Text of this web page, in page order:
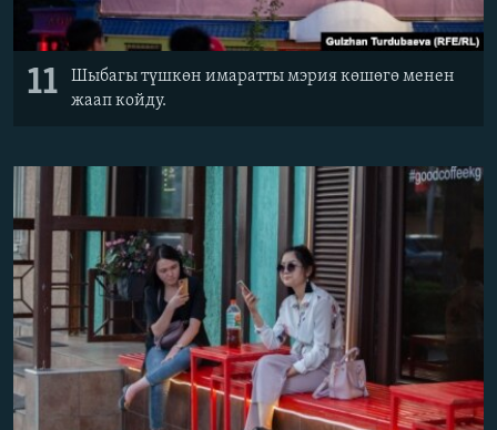
11
Шыбагы түшкөн имаратты мэрия көшөгө менен
жаап койду.